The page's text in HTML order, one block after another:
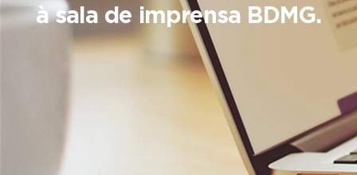
à sala de imprensa BDMG.